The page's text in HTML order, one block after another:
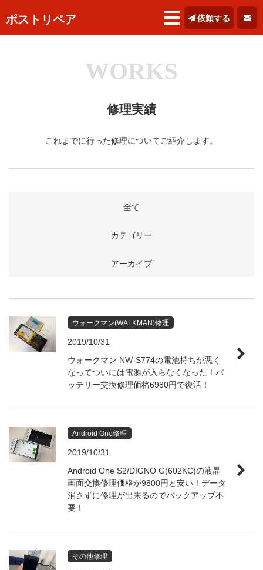
ポストリペア 依頼する
WORKS
修理実績
これまでに行った修理についてご紹介します。
全て
カテゴリー
アーカイブ
ウォークマン(WALKMAN)修理
2019/10/31
ウォークマン NW-S774の電池持ちが悪く
なってついには電源が入らなくなった！バ
ッテリー交換修理価格6980円で復活！
Android One修理
2019/10/31
Android One S2/DIGNO G(602KC)の液晶
画面交換修理価格が9800円と安い！データ
消さずに修理が出来るのでバックアップ不
要！
その他修理